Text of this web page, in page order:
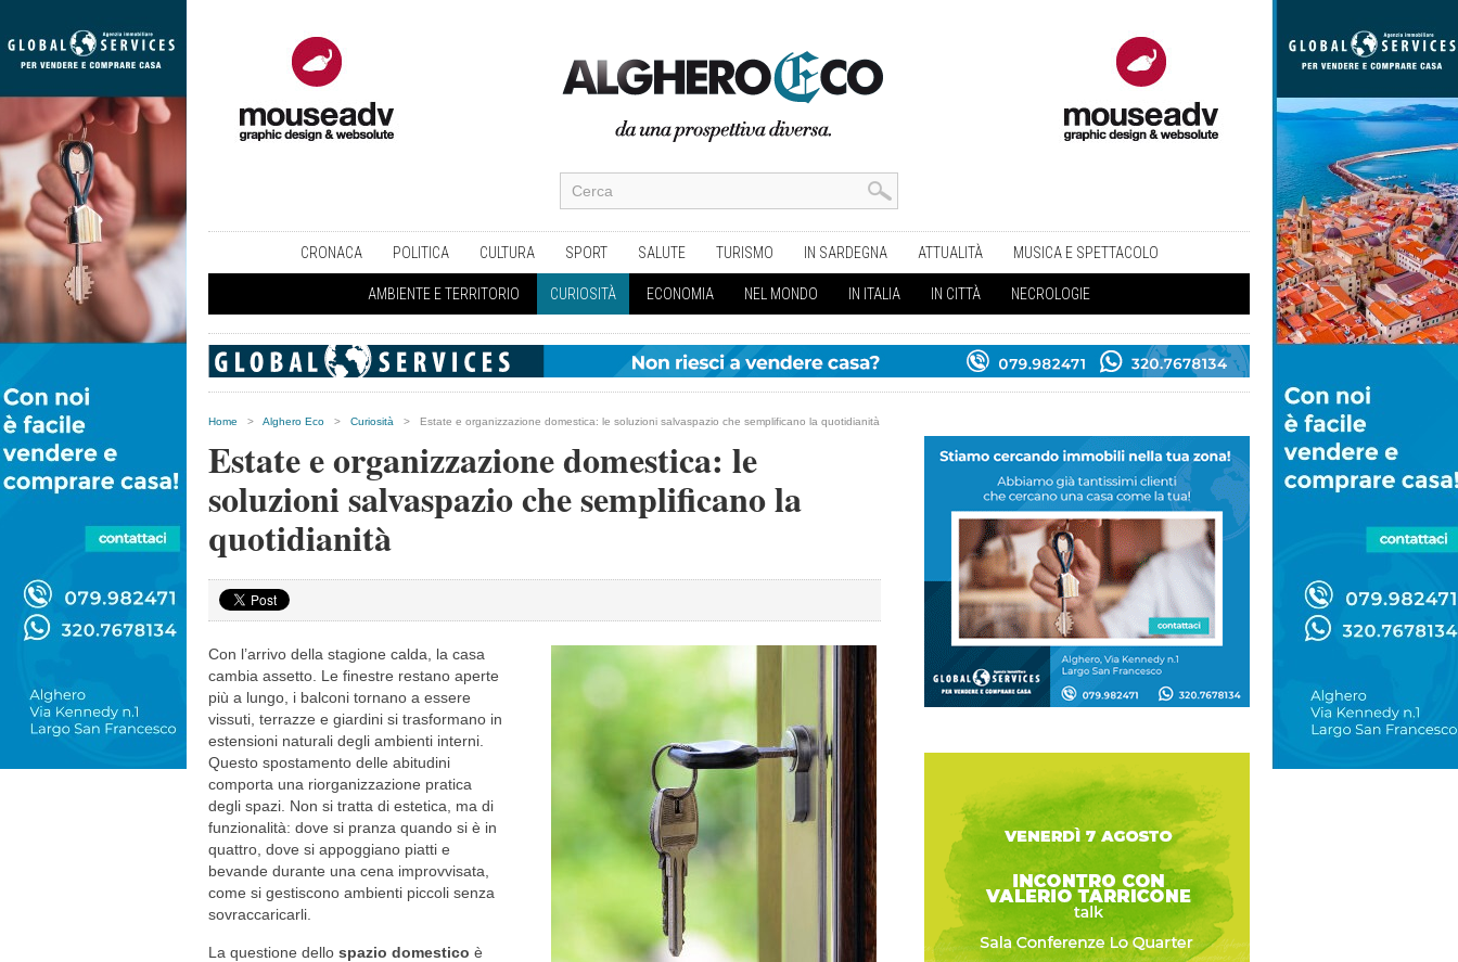
CRONACA POLITICA CULTURA SPORT SALUTE TURISMO IN SARDEGNA ATTUALITÀ MUSICA E SPETTACOLO
AMBIENTE E TERRITORIO CURIOSITÀ ECONOMIA NEL MONDO IN ITALIA IN CITTÀ NECROLOGIE
Home > Alghero Eco > Curiosità > Estate e organizzazione domestica: le soluzioni salvaspazio che semplificano la quotidianità
Estate e organizzazione domestica: le
soluzioni salvaspazio che semplificano la
quotidianità
Con l’arrivo della stagione calda, la casa
cambia assetto. Le finestre restano aperte
più a lungo, i balconi tornano a essere
vissuti, terrazze e giardini si trasformano in
estensioni naturali degli ambienti interni.
Questo spostamento delle abitudini
comporta una riorganizzazione pratica
degli spazi. Non si tratta di estetica, ma di
funzionalità: dove si pranza quando si è in
quattro, dove si appoggiano piatti e
bevande durante una cena improvvisata,
come si gestiscono ambienti piccoli senza
sovraccaricarli.
La questione dello spazio domestico è